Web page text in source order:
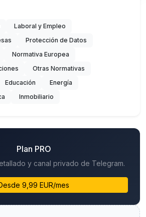
Laboral y Empleo
Protección de Datos
Normativa Europea
Otras Normativas
Educación
Energía
Inmobiliario
Plan PRO
y canal privado de Telegram.
9,99 EUR/mes